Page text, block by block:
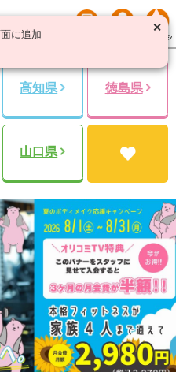
高知県 徳島県
山口県
✕
に追加